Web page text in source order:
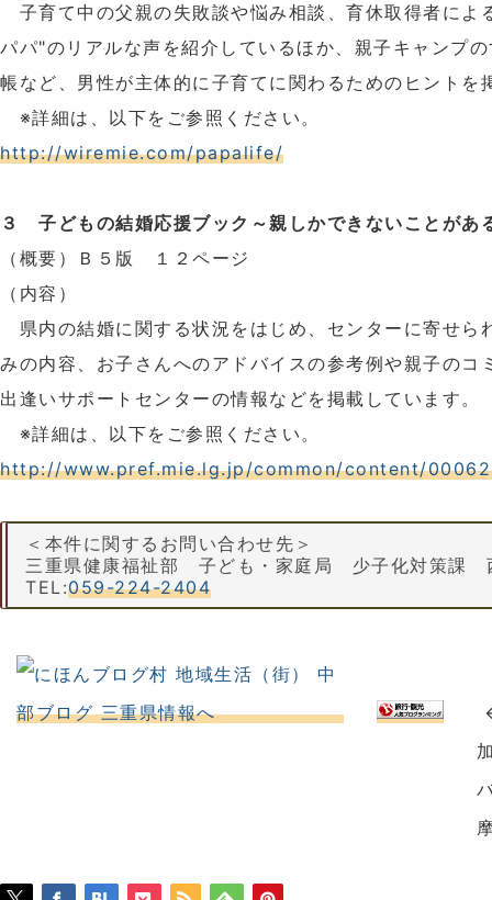
子育て中の父親の失敗談や悩み相談、育休取得者によ
パパ"のリアルな声を紹介しているほか、親子キャンプ
帳など、男性が主体的に子育てに関わるためのヒントを
※詳細は、以下をご参照ください。
http://wiremie.com/papalife/
３ 子どもの結婚応援ブック～親しかできないことがあ
（概要）Ｂ５版 １２ページ
（内容）
県内の結婚に関する状況をはじめ、センターに寄せら
みの内容、お子さんへのアドバイスの参考例や親子のコ
出逢いサポートセンターの情報などを掲載しています。
※詳細は、以下をご参照ください。
http://www.pref.mie.lg.jp/common/content/
＜本件に関するお問い合わせ先＞
三重県健康福祉部 子ども・家庭局 少子化対策課
TEL:059-224-2404